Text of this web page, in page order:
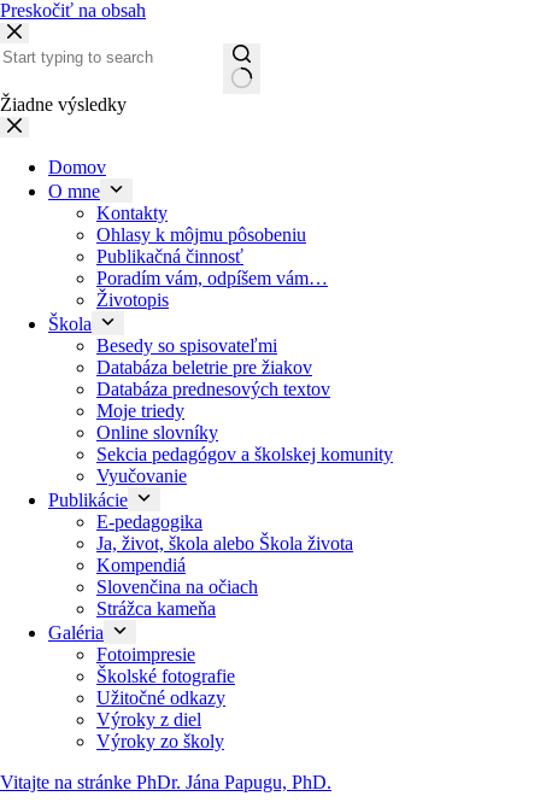
Preskočiť na obsah
Žiadne výsledky
Domov
O mne
Kontakty
Ohlasy k môjmu pôsobeniu
Publikačná činnosť
Poradím vám, odpíšem vám…
Životopis
Škola
Besedy so spisovateľmi
Databáza beletrie pre žiakov
Databáza prednesových textov
Moje triedy
Online slovníky
Sekcia pedagógov a školskej komunity
Vyučovanie
Publikácie
E-pedagogika
Ja, život, škola alebo Škola života
Kompendiá
Slovenčina na očiach
Strážca kameňa
Galéria
Fotoimpresie
Školské fotografie
Užitočné odkazy
Výroky z diel
Výroky zo školy
Vitajte na stránke PhDr. Jána Papugu, PhD.